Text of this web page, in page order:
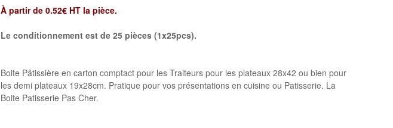
À partir de 0.52€ HT la pièce.
Le conditionnement est de 25 pièces (1x25pcs).
Boite Pâtissière en carton comptact pour les Traiteurs pour les plateaux 28x42 ou bien pour
les demi plateaux 19x28cm. Pratique pour vos présentations en cuisine ou Patisserie. La
Boite Patisserie Pas Cher.